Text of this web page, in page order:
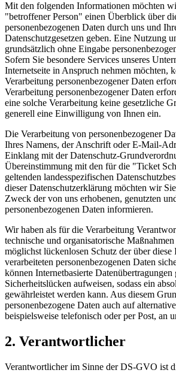
Mit den folgenden Informationen möchten
"betroffener Person" einen Überblick über
personenbezogenen Daten durch uns und
Datenschutzgesetzen geben. Eine Nutzung
grundsätzlich ohne Eingabe
Sofern Sie besondere Services unseres
Internetseite in Anspruch nehmen möchten,
Verarbeitung personenbezogener Daten
Verarbeitung personenbezogener Daten
eine solche Verarbeitung keine gesetzliche
generell eine Einwilligung von Ihnen ein.
Die Verarbeitung von personenbezogener
Ihres Namens, der Anschrift oder E-Mail-
Einklang mit der Datenschutz-
Übereinstimmung mit den für die "Ticket
geltenden landesspezifischen
dieser Datenschutzerklärung möchten wir
Zweck der von uns erhobenen, genutzten
personenbezogenen Daten informieren.
Wir haben als für die Verarbeitung
technische und organisatorische
möglichst lückenlosen Schutz der über diese
verarbeiteten personenbezogenen Daten
können Internetbasierte Datenübertragungen
Sicherheitslücken aufweisen, sodass ein
gewährleistet werden kann. Aus diesem
personenbezogene Daten auch auf
beispielsweise telefonisch oder per Post, an
2. Verantwortlicher
Verantwortlicher im Sinne der DS-GVO ist